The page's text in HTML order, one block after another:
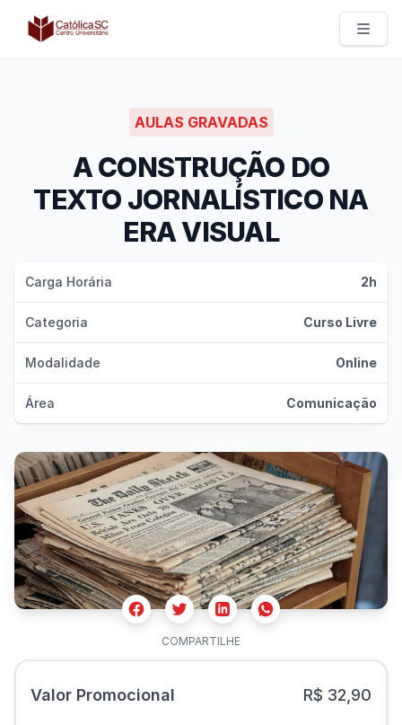
Católica SC | Experts
AULAS GRAVADAS
A CONSTRUÇÃO DO
TEXTO JORNALÍSTICO NA
ERA VISUAL
Carga Horária 2h
Categoria Curso Livre
Modalidade Online
Área Comunicação
FacebookTwitterLinkedinWhatsapp
COMPARTILHE
Valor Promocional R$ 32,90